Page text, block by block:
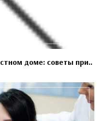
доме: советы при..